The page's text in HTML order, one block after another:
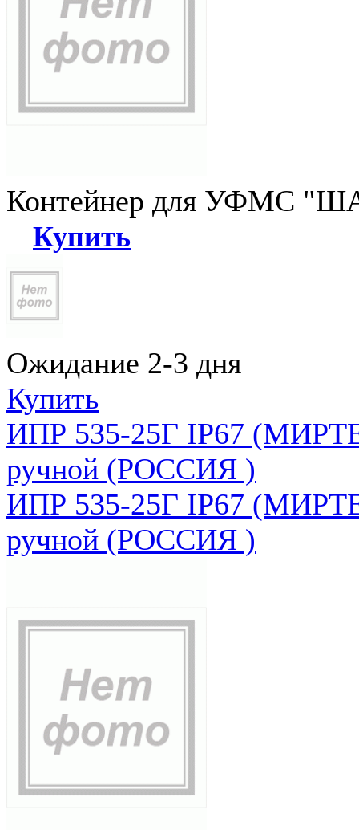
Контейнер для УФМС
Купить
Ожидание 2-3 дня
Купить
ИПР 535-25Г IP67
ручной (РОССИЯ )
ИПР 535-25Г IP67
ручной (РОССИЯ )